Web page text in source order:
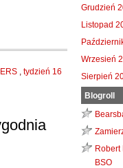
, tydzień 16
Grudzień
Listopad
Wrzesień
Sierpień
Blogroll
Robert
BSO